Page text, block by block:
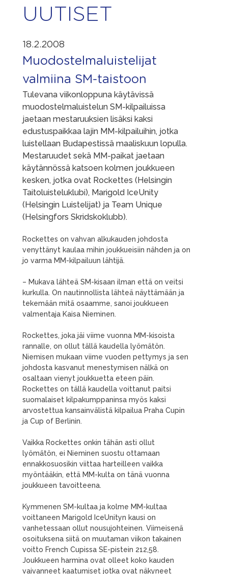
UUTISET
18.2.2008
Muodostelmaluistelijat
valmiina SM-taistoon
Tulevana viikonloppuna käytävissä
muodostelmaluistelun SM-kilpailuissa
jaetaan mestaruuksien lisäksi kaksi
edustuspaikkaa lajin MM-kilpailuihin, jotka
luistellaan Budapestissä maaliskuun lopulla.
Mestaruudet sekä MM-paikat jaetaan
käytännössä katsoen kolmen joukkueen
kesken, jotka ovat Rockettes (Helsingin
Taitoluisteluklubi), Marigold IceUnity
(Helsingin Luistelijat) ja Team Unique
(Helsingfors Skridskoklubb).
Rockettes on vahvan alkukauden johdosta
venyttänyt kaulaa mihin joukkueisiin nähden ja on
jo varma MM-kilpailuun lähtijä.
– Mukava lähteä SM-kisaan ilman että on veitsi
kurkulla. On nautinnollista lähteä näyttämään ja
tekemään mitä osaamme, sanoi joukkueen
valmentaja Kaisa Nieminen.
Rockettes, joka jäi viime vuonna MM-kisoista
rannalle, on ollut tällä kaudella lyömätön.
Niemisen mukaan viime vuoden pettymys ja sen
johdosta kasvanut menestymisen nälkä on
osaltaan vienyt joukkuetta eteen päin.
Rockettes on tällä kaudella voittanut paitsi
suomalaiset kilpakumppaninsa myös kaksi
arvostettua kansainvälistä kilpailua Praha Cupin
ja Cup of Berlinin.
Vaikka Rockettes onkin tähän asti ollut
lyömätön, ei Nieminen suostu ottamaan
ennakkosuosikin viittaa harteilleen vaikka
myöntääkin, että MM-kulta on tänä vuonna
joukkueen tavoitteena.
Kymmenen SM-kultaa ja kolme MM-kultaa
voittaneen Marigold IceUnityn kausi on
vanhetessaan ollut nousujohteinen. Viimeisenä
osoituksena siitä on muutaman viikon takainen
voitto French Cupissa SE-pistein 212,58.
Joukkueen harmina ovat olleet koko kauden
vaivanneet kaatumiset jotka ovat näkyneet